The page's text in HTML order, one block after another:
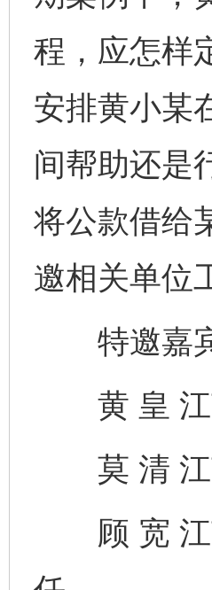
程，应怎样
安排黄小某
间帮助还是
将公款借给
邀相关单位
特邀嘉
黄 皇 江
莫 清 江
顾 宽 江